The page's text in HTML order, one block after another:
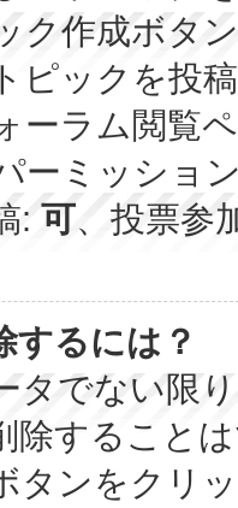
ク作成ボタ
ピックを投
ーラム閲覧
ーミッショ
: 可、投票参
するには？
タでない限
除すること
タンをクリ